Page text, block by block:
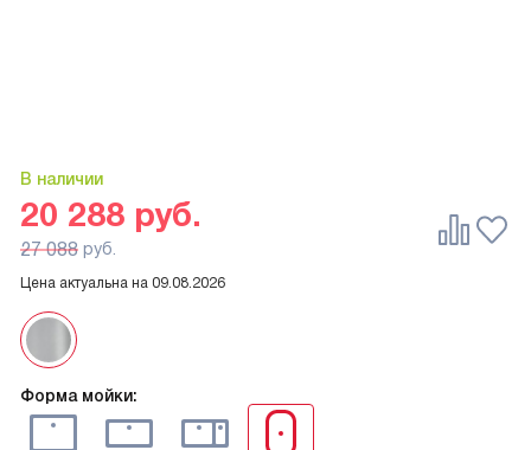
В наличии
Форма мойки:
Цена актуальна на 09.08.2026
20 288 руб.
27 088 руб.